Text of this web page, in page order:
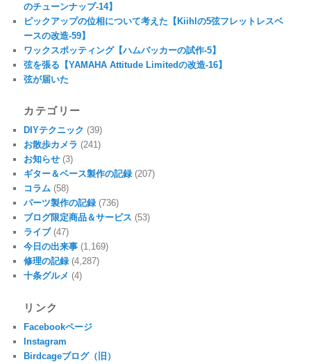
のチューンナップ-14】
ピックアップの位相について考えた【Kiihlの5弦フレットレスベ
ースの改造-59】
ワックスポッティング【ハムバッカーの試作-5】
弦を張る【YAMAHA Attitude Limitedの改造-16】
弦が届いた
カテゴリー
DIYテクニック (39)
お散歩カメラ (241)
お知らせ (3)
ギター＆ベース製作の記録 (207)
コラム (58)
パーツ製作の記録 (736)
ブログ限定商品＆サービス (53)
ライブ(47)
今日の出来事 (1,169)
修理の記録 (4,287)
十条グルメ (4)
リンク
Facebookページ
Instagram
Birdcageブログ（旧）